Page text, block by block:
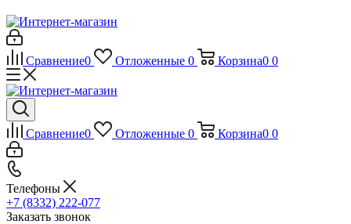
Сравнение0 Отложенные 0 Корзина0 0
Сравнение0 Отложенные 0 Корзина0 0
Телефоны
+7 (8332) 222-077
Заказать звонок